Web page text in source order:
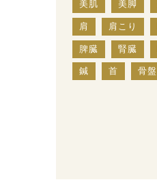
美肌 美脚
肩 肩こり
脾臓 腎臓
鍼 首 骨盤